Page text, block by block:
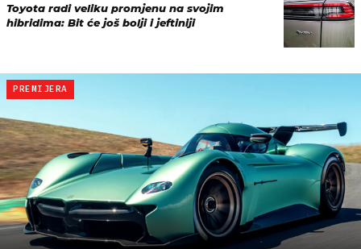
Toyota radi veliku promjenu na svojim
hibridima: Bit će još bolji i jeftiniji
PREMIJERA